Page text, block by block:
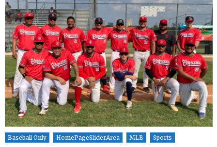
Baseball Only HomePageSliderArea MLB Sports